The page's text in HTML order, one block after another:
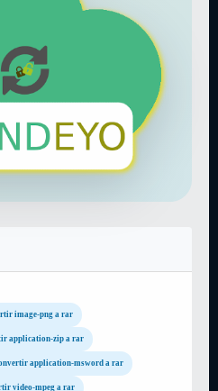
image-png a rar
application-zip a rar
application-msword a rar
video-mpeg a rar